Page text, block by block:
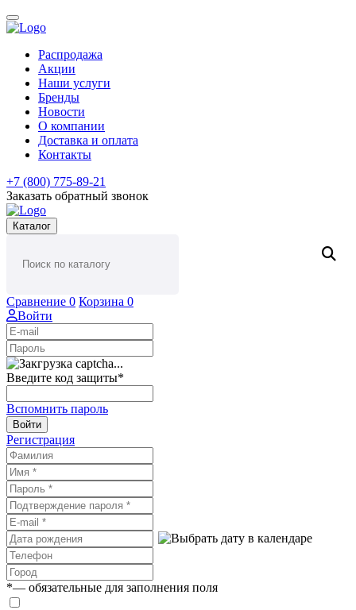
Распродажа
Акции
Наши услуги
Бренды
Новости
О компании
Доставка и оплата
Контакты
+7 (800) 775-89-21
Заказать обратный звонок
Каталог
Сравнение 0 Корзина 0
Войти
Введите код защиты*
Вспомнить пароль
Войти
Регистрация
*— обязательные для заполнения поля